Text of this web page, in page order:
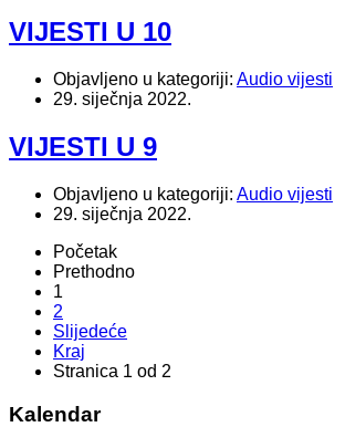
VIJESTI U 10
Objavljeno u kategoriji: Audio vijesti
29. siječnja 2022.
VIJESTI U 9
Objavljeno u kategoriji: Audio vijesti
29. siječnja 2022.
Početak
Prethodno
1
2
Slijedeće
Kraj
Stranica 1 od 2
Kalendar